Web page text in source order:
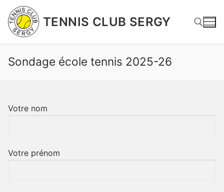
Aller
au
contenu
TENNIS CLUB SERGY
Sondage école tennis 2025-26
Votre nom
Votre prénom